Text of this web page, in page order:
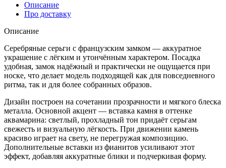
Описание
Про доставку
Описание
Серебряные серьги с французским замком — аккуратное
украшение с лёгким и утончённым характером. Посадка
удобная, замок надёжный и практически не ощущается при
носке, что делает модель подходящей как для повседневного
ритма, так и для более собранных образов.
Дизайн построен на сочетании прозрачности и мягкого блеска
металла. Основной акцент — вставка камня в оттенке
аквамарина: светлый, прохладный тон придаёт серьгам
свежесть и визуальную лёгкость. При движении камень
красиво играет на свету, не перегружая композицию.
Дополнительные вставки из фианитов усиливают этот
эффект, добавляя аккуратные блики и подчеркивая форму.